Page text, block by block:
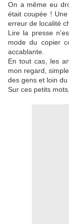
On a même eu
était coupée !
erreur de localité
Lire la presse
mode du copier
accablante.
En tout cas, les
mon regard,
des gens et loin du
Sur ces petits